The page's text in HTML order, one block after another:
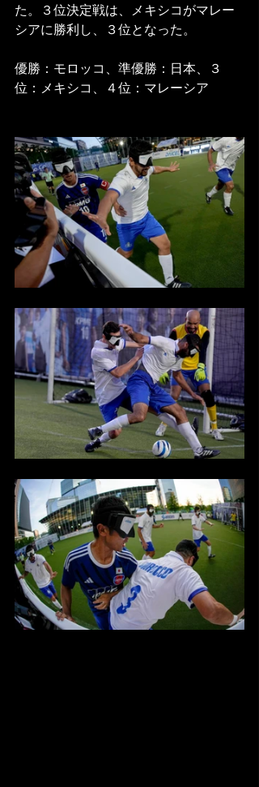
た。３位決定戦は、メキシコがマレー
シアに勝利し、３位となった。
優勝：モロッコ、準優勝：日本、３
位：メキシコ、４位：マレーシア